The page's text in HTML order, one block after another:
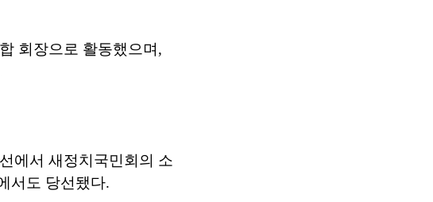
회장으로 활동했으며,
에서 새정치국민회의 소
서도 당선됐다.